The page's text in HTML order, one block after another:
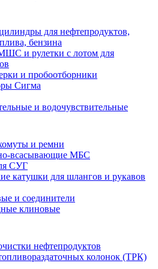
для нефтепродуктов,
бензина
и рулетки с лотом для
и пробоотборники
Сигма
и водочувствительные
и ремни
всасывающие МБС
СУГ
катушки для шлангов и рукавов
и соединители
клиновые
нефтепродуктов
колонок (ТРК)